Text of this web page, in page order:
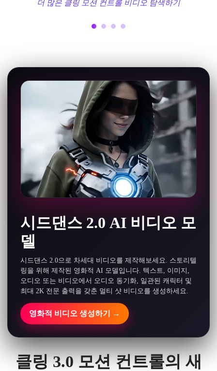
더 많은 클링 모션 컨트롤 비디오 탐색하기
시드댄스 2.0 AI 비디오 모
델
시드댄스 2.0으로 차세대 비디오를 제작해보세요. 스토리텔
링을 위해 제작된 영화적 AI 모델입니다. 텍스트, 이미지,
오디오 또는 비디오에서 오디오 동기화, 일관된 캐릭터 및
최대 2K 전문 출력을 갖춘 멀티 샷 비디오를 생성하세요.
영화적 비디오 생성하기 →
클링 3.0 모션 컨트롤의 새